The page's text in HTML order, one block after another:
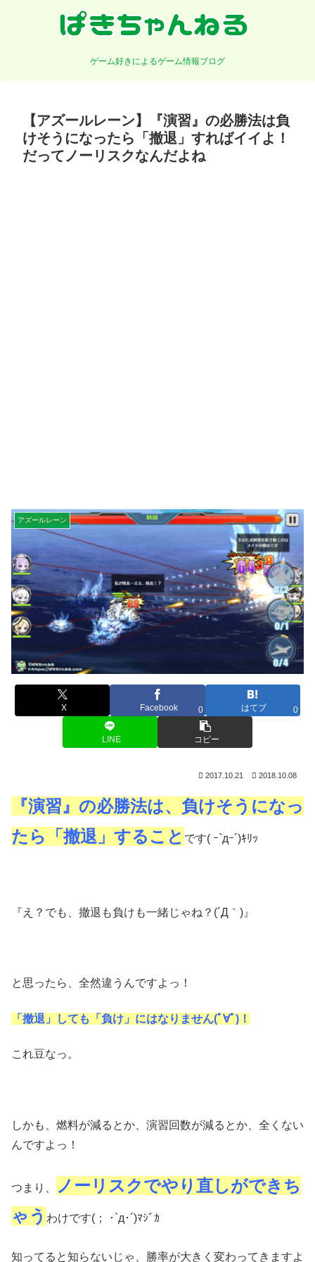
ゲーム好きによるゲーム情報ブログ
【アズールレーン】『演習』の必勝法は負
けそうになったら「撤退」すればイイよ！
だってノーリスクなんだよね
アズールレーン
X Facebook 0 はてブ 0
LINE コピー
2017.10.21 2018.10.08
『演習』の必勝法は、負けそうになっ
たら「撤退」すること です( ｰ`дｰ´)ｷﾘｯ
『え？でも、撤退も負けも一緒じゃね？(´Д｀)』
と思ったら、全然違うんですよっ！
「撤退」しても「負け」にはなりません(ﾟ∀ﾟ)！
これ豆なっ。
しかも、燃料が減るとか、演習回数が減るとか、全くない
んですよっ！
つまり、
ノーリスクでやり直しができち
ゃう わけです(； ･`д･´)ﾏｼﾞｶ
知ってると知らないじゃ、勝率が大きく変わってきますよ